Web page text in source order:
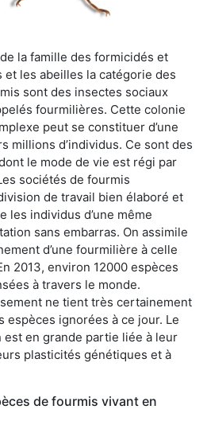
la famille des formicidés et
les abeilles la catégorie des
sont des insectes sociaux
fourmilières. Cette colonie
peut se constituer d’une
millions d’individus. Ce sont des
le mode de vie est régi par
sociétés de fourmis
de travail bien élaboré et
les individus d’une même
sans embarras. On assimile
d’une fourmilière à celle
2013, environ 12000 espèces
à travers le monde.
ne tient très certainement
espèces ignorées à ce jour. Le
en grande partie liée à leur
plasticités génétiques et à
de fourmis vivant en